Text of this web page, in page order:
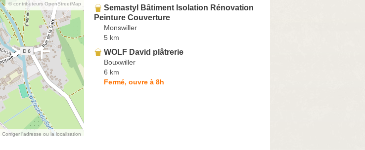
© contributeurs OpenStreetMap
Corriger l’adresse ou la localisation
Semastyl Bâtiment Isolation Rénovation
Peinture Couverture
Monswiller
5 km
WOLF David plâtrerie
Bouxwiller
6 km
Fermé, ouvre à 8h